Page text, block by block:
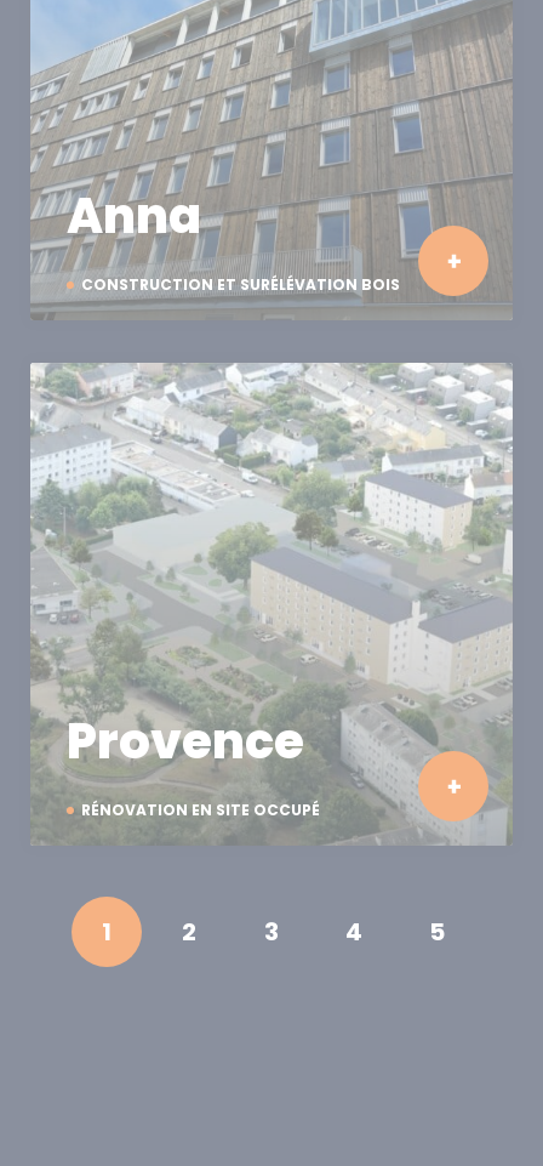
CONSTRUCTION ET SURÉLÉVATION BOIS
Anna
RÉNOVATION EN SITE OCCUPÉ
Provence
1 2 3 4 5